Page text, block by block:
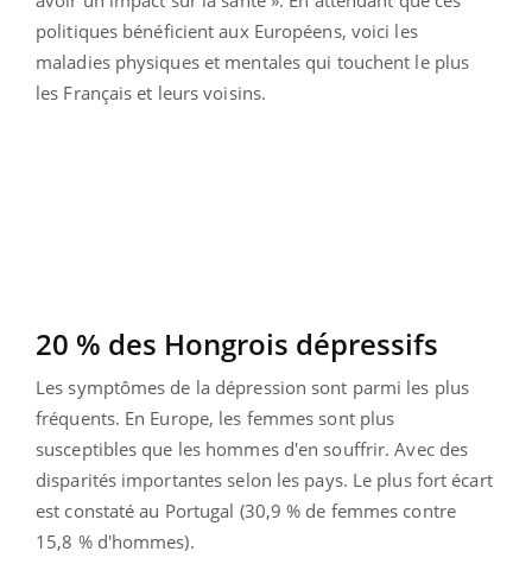
politiques bénéficient aux Européens, voici les
maladies physiques et mentales qui touchent le plus
les Français et leurs voisins.
20 % des Hongrois dépressifs
Les symptômes de la dépression sont parmi les plus
fréquents. En Europe, les femmes sont plus
susceptibles que les hommes d'en souffrir. Avec des
disparités importantes selon les pays. Le plus fort écart
est constaté au Portugal (30,9 % de femmes contre
15,8 % d'hommes).